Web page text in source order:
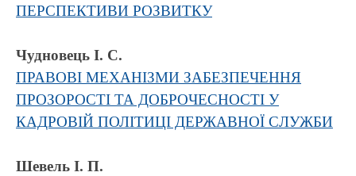
ПЕРСПЕКТИВИ РОЗВИТКУ
Чудновець І. С.
ПРАВОВІ МЕХАНІЗМИ ЗАБЕЗПЕЧЕННЯ
ПРОЗОРОСТІ ТА ДОБРОЧЕСНОСТІ У
КАДРОВІЙ ПОЛІТИЦІ ДЕРЖАВНОЇ СЛУЖБИ
Шевель І. П.